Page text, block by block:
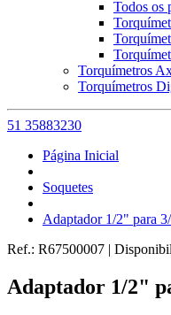
Todos os
Torquímetros
Torquímetros
51 35883230
Página Inicial
Soquetes
Adaptador 1/2" para
Ref.: R67500007 |
Adaptador 1/2"